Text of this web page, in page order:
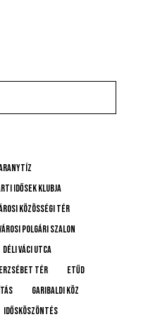
Idősek Klubja
Közösségi Tér
Polgári Szalon
Déli Váci utca
Erzsébet tér
etűd
Garibaldi köz
idősköszöntés